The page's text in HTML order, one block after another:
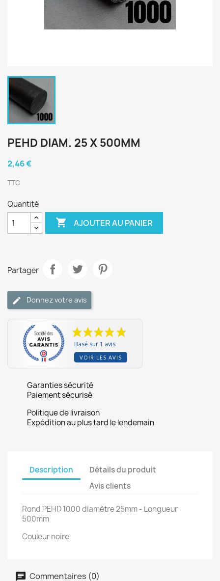
PEHD DIAM. 25 X 500MM
2,46 €
TTC
Quantité
 AJOUTER AU PANIER
Partager
Donnez votre avis
Basé sur 1 avis
VOIR LES AVIS
Garanties sécurité
Paiement sécurisé
Politique de livraison
Expédition au plus tard le lendemain
Description
Détails du produit
Avis clients
Rond PEHD 1000 diamètre 25mm - Longueur
500mm
Couleur noire
Commentaires (0)